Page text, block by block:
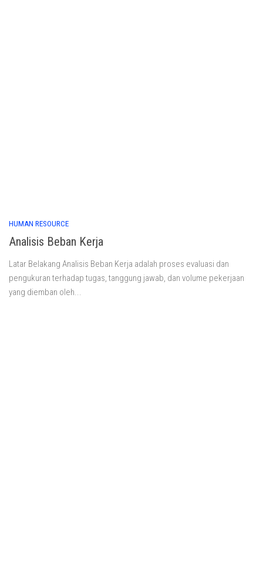
HUMAN RESOURCE
Analisis Beban Kerja
Latar Belakang Analisis Beban Kerja adalah proses evaluasi dan
pengukuran terhadap tugas, tanggung jawab, dan volume pekerjaan
yang diemban oleh...